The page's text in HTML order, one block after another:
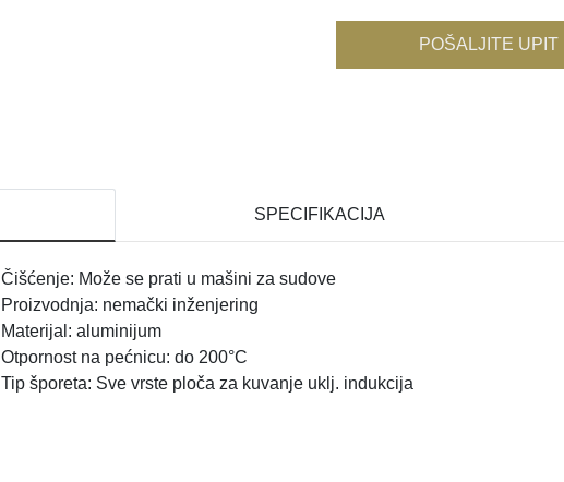
POŠALJITE UPIT
SPECIFIKACIJA
Čišćenje: Može se prati u mašini za sudove
Proizvodnja: nemački inženjering
Materijal: aluminijum
Otpornost na pećnicu: do 200°C
Tip šporeta: Sve vrste ploča za kuvanje uklj. indukcija